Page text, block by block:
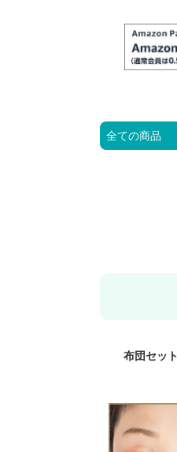
布団セット
羽毛布団
小さい布
大きい布
掛け布団
敷布団セ